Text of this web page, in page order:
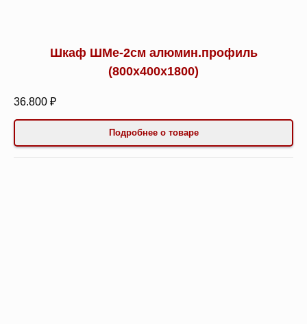
Шкаф ШМе-2см алюмин.профиль
(800х400х1800)
36.800 ₽
Подробнее о товаре